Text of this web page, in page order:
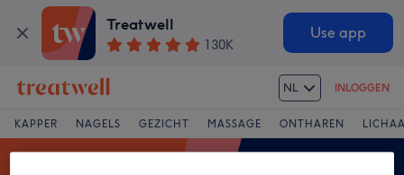
Treatwell
130K
Use app
NL INLOGGEN
KAPPER NAGELS GEZICHT MASSAGE ONTHAREN